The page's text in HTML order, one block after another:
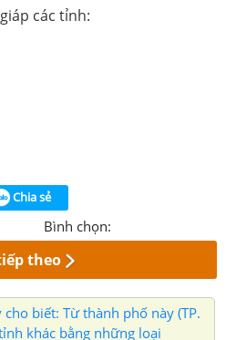
các tỉnh:
Chia sẻ
Bình chọn:
theo
biết: Từ thành phố này (TP.
khác bằng những loại